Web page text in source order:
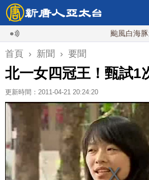
颱風白海豚週末
首頁 › 新聞 › 要聞
北一女四冠王！甄試1
更新時間：2011-04-21 20:24:20